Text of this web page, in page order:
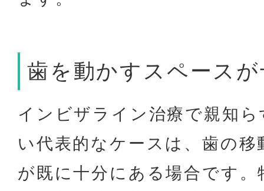
歯を動かすスペース
インビザライン治療で親知
い代表的なケースは、歯の
が既に十分にある場合です